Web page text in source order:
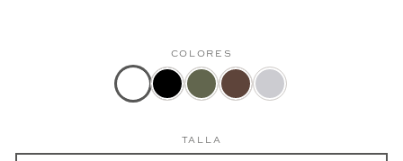
COLORES
Color
Hombre
Camiseta
Professional
Camiseta
Verde
Camiseta
Cafe
Camiseta
Gris
TALLA